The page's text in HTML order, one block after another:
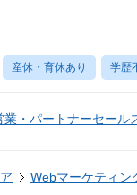
産休・育休あり 学歴
業・パートナーセール
Webマーケティン